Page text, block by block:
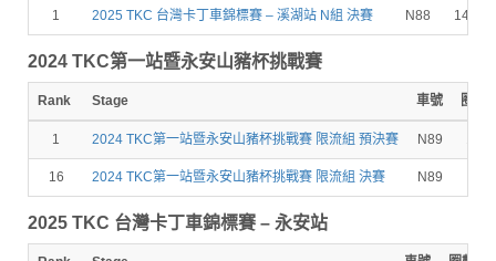
1 2025 TKC 台灣卡丁車錦標賽 – 溪湖站 N組 決賽 N88 14
2024 TKC第一站暨永安山豬杯挑戰賽
Rank Stage 車號 圈數
1 2024 TKC第一站暨永安山豬杯挑戰賽 限流組 預決賽 N89
16 2024 TKC第一站暨永安山豬杯挑戰賽 限流組 決賽 N89
2025 TKC 台灣卡丁車錦標賽 – 永安站